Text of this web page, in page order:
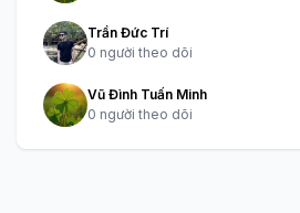
Trần Đức Trí
0 người theo dõi
Vũ Đình Tuấn Minh
0 người theo dõi